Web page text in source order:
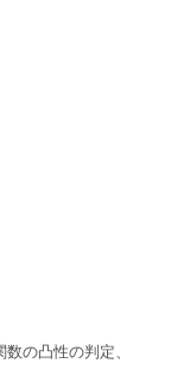
数の凸性の判定、